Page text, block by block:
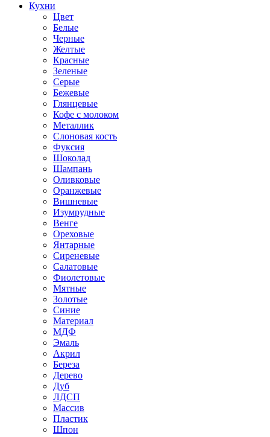
Кухни
Цвет
Белые
Черные
Желтые
Красные
Зеленые
Серые
Бежевые
Глянцевые
Кофе с молоком
Металлик
Слоновая кость
Фуксия
Шоколад
Шампань
Оливковые
Оранжевые
Вишневые
Изумрудные
Венге
Ореховые
Янтарные
Сиреневые
Салатовые
Фиолетовые
Мятные
Золотые
Синие
Материал
МДФ
Эмаль
Акрил
Береза
Дерево
Дуб
ЛДСП
Массив
Пластик
Шпон